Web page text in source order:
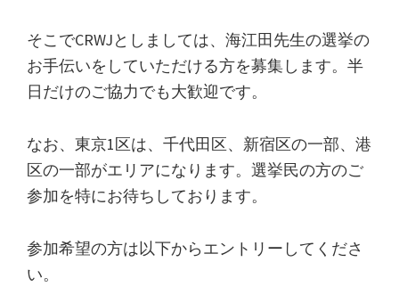
そこでCRWJとしましては、海江田先生の選挙の
お手伝いをしていただける方を募集します。半
日だけのご協力でも大歓迎です。
なお、東京1区は、千代田区、新宿区の一部、港
区の一部がエリアになります。選挙民の方のご
参加を特にお待ちしております。
参加希望の方は以下からエントリーしてくださ
い。